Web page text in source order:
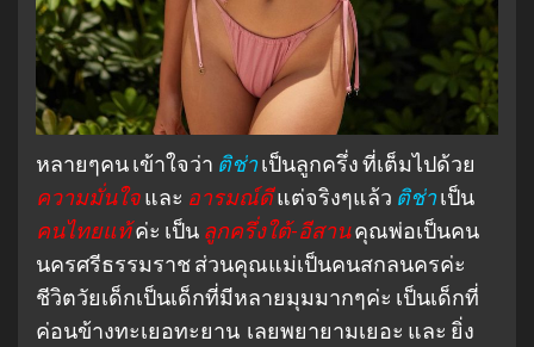
หลายๆคน เข้าใจว่า ติช่าเป็นลูกครึ่ง ที่เต็มไปด้วย
ความมั่นใจและ อารมณ์ดีแต่จริงๆแล้ว ติช่าเป็น
คนไทยแท้ค่ะ เป็น ลูกครึ่งใต้-อีสานคุณพ่อเป็นคน
นครศรีธรรมราช ส่วนคุณแม่เป็นคนสกลนครค่ะ
ชีวิตวัยเด็กเป็นเด็กที่มีหลายมุมมากๆค่ะ เป็นเด็กที่
ค่อนข้างทะเยอทะยาน เลยพยายามเยอะ และ ยิ่ง